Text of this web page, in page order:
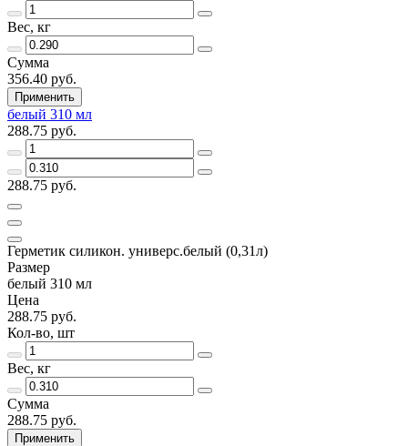
Вес, кг
Сумма
356.40 руб.
Применить
белый 310 мл
288.75 руб.
288.75 руб.
Герметик силикон. универс.белый (0,31л)
Размер
белый 310 мл
Цена
288.75 руб.
Кол-во, шт
Вес, кг
Сумма
288.75 руб.
Применить